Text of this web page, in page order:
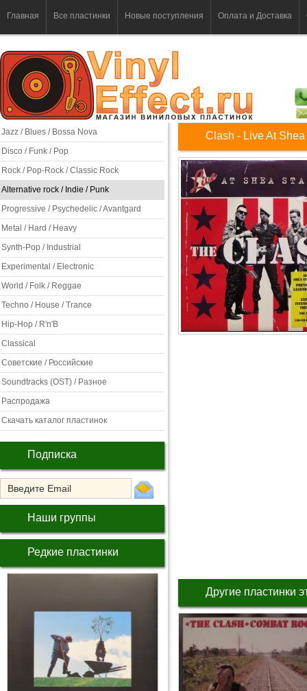
Главная Все пластинки Новые поступления Оплата и Доставка
Jazz / Blues / Bossa Nova
Disco / Funk / Pop
Rock / Pop-Rock / Classic Rock
Alternative rock / Indie / Punk
Progressive / Psychedelic / Avantgard
Metal / Hard / Heavy
Synth-Pop / Industrial
Experimental / Electronic
World / Folk / Reggae
Techno / House / Trance
Hip-Hop / R'n'B
Classical
Советские / Российские
Soundtracks (OST) / Разное
Распродажа
Скачать каталог пластинок
Подписка
Наши группы
Редкие пластинки
Clash - Live At
Другие пластинки